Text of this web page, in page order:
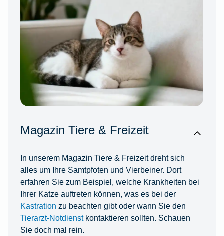
Magazin Tiere & Freizeit
In unserem Magazin Tiere & Freizeit dreht sich
alles um Ihre Samtpfoten und Vierbeiner. Dort
erfahren Sie zum Beispiel, welche Krankheiten bei
Ihrer Katze auftreten können, was es bei der
Kastration zu beachten gibt oder wann Sie den
Tierarzt-Notdienstkontaktieren sollten. Schauen
Sie doch mal rein.